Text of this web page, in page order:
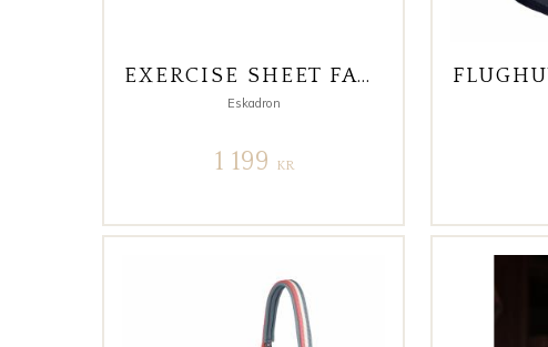
EXERCISE SHEET FAUXFUR LINING ESSENCE
Eskadron
1 199 KR